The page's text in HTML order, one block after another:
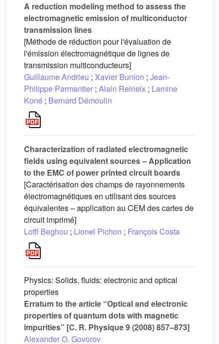
A reduction modeling method to assess the
electromagnetic emission of multiconductor
transmission lines
[Méthode de réduction pour l'évaluation de
l'émission électromagnétique de lignes de
transmission multiconducteurs]
Guillaume Andrieu ; Xavier Bunlon ; Jean-
Philippe Parmantier ; Alain Reineix ; Lamine
Koné ; Bernard Démoulin
Characterization of radiated electromagnetic
fields using equivalent sources – Application
to the EMC of power printed circuit boards
[Caractérisation des champs de rayonnements
électromagnétiques en utilisant des sources
équivalentes – application au CEM des cartes de
circuit imprimé]
Lotfi Beghou ; Lionel Pichon ; François Costa
Physics: Solids, fluids: electronic and optical
properties
Erratum to the article “Optical and electronic
properties of quantum dots with magnetic
impurities” [C. R. Physique 9 (2008) 857–873]
Alexander O. Govorov